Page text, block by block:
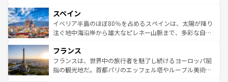
ろん、トスカーナの美しい田園風景やアマルフィ海岸の絶
景など、自然景観も見逃せない。観光の合間には、本場の
ピザやパスタなど、絶品のイタリア料理を堪能することも
ませてくれるイタリアで、忘れられない旅をしてみよう！
なお、新着のイタリア情報はコンテンツ一覧 を参照してほ
しい。
スペイン
イベリア半島のほぼ80％を占めるスペインは、太陽が降り
注ぐ地中海沿岸から雄大なピレネー山脈まで、多彩な自然
文化が根付くこの国では、情熱的なフラメンコ、熱気あふ
れる闘牛、そして美味しいタパスが生活の一部となってい
る。首都マドリードの洗練された雰囲気や、バルセロナの
フランス
フランスは、世界中の旅行者を魅了し続けるヨーロッパ屈
指の観光地だ。首都パリのエッフェル塔やルーブル美術館